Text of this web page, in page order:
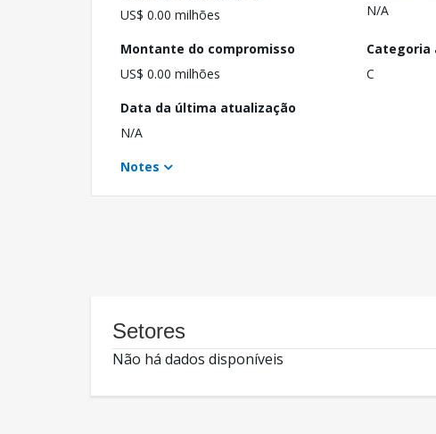
US$ 0.00 milhões
N/A
Montante do compromisso
US$ 0.00 milhões
Categoria
C
Data da última atualização
N/A
Notes
Setores
Não há dados disponíveis